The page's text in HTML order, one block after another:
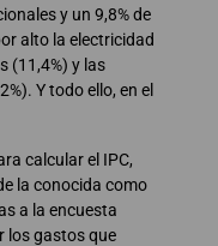
y un 9,8% de
alto la electricidad
(11,4%) y las
Y todo ello, en el
calcular el IPC,
la conocida como
a la encuesta
los gastos que